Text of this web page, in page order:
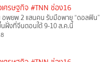
ศรษฐกิจ #TNN ช่อง16
พยพ 2 แสนคน รับมือพายุ “ดอลฟิน”
ฝั่งที่จีนตอนใต้ 9-10 ส.ค.นี้